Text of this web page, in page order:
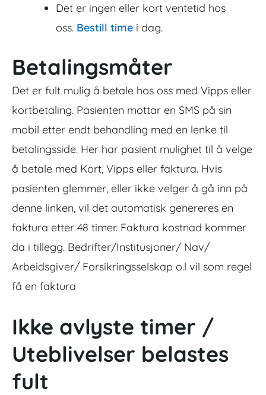
Det er ingen eller kort ventetid hos
oss. Bestill time i dag.
Betalingsmåter
Det er fult mulig å betale hos oss med Vipps eller
kortbetaling. Pasienten mottar en SMS på sin
mobil etter endt behandling med en lenke til
betalingsside. Her har pasient mulighet til å velge
å betale med Kort, Vipps eller faktura. Hvis
pasienten glemmer, eller ikke velger å gå inn på
denne linken, vil det automatisk genereres en
faktura etter 48 timer. Faktura kostnad kommer
da i tillegg. Bedrifter/Institusjoner/ Nav/
Arbeidsgiver/ Forsikringsselskap o.l vil som regel
få en faktura
Ikke avlyste timer /
Uteblivelser belastes
fult